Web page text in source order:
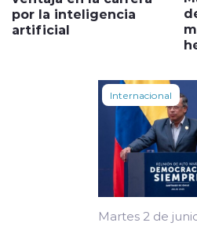
por la inteligencia
artificial
Internacional
Martes 2 de